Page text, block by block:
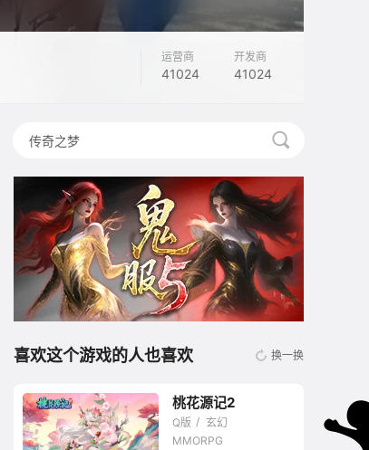
运营商
41024
开发商
41024
喜欢这个游戏的人也喜欢 换一换
桃花源记2
Q版
玄幻
MMORPG